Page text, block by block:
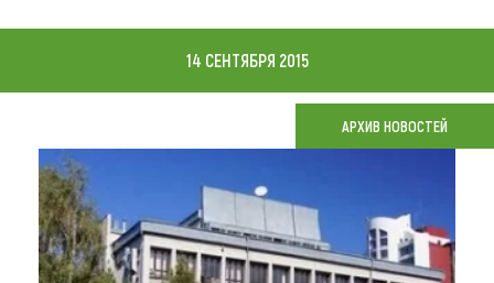
Где остановиться
Новости
Что привезти (сувениры)
О регионе
14 СЕНТЯБРЯ 2015
АРХИВ НОВОСТЕЙ